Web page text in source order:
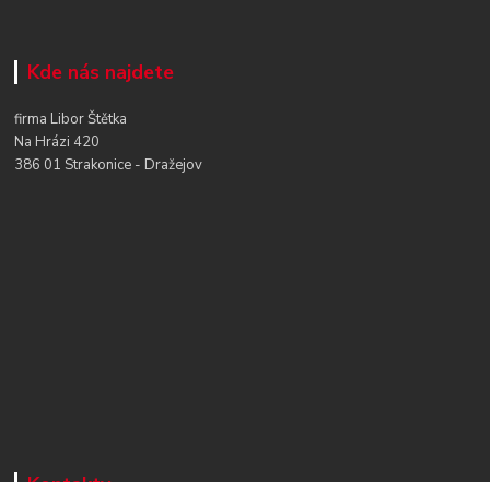
Kde nás najdete
firma Libor Štětka
Na Hrázi 420
386 01 Strakonice - Dražejov